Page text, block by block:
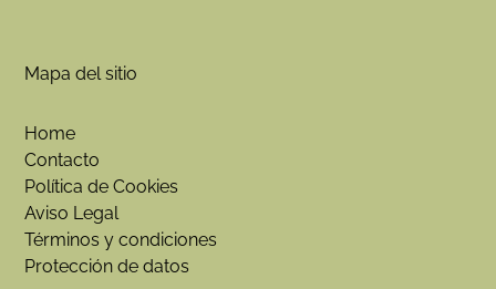
Mapa del sitio
Home
Contacto
Política de Cookies
Aviso Legal
Términos y condiciones
Protección de datos